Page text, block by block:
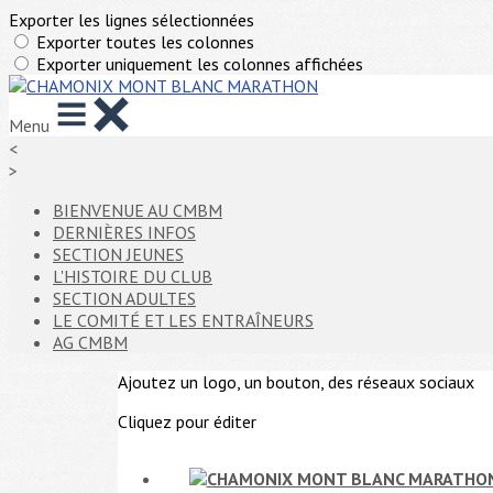
Exporter les lignes sélectionnées
Exporter toutes les colonnes
Exporter uniquement les colonnes affichées
Menu
<
>
BIENVENUE AU CMBM
DERNIÈRES INFOS
SECTION JEUNES
L'HISTOIRE DU CLUB
SECTION ADULTES
LE COMITÉ ET LES ENTRAÎNEURS
AG CMBM
Ajoutez un logo, un bouton, des réseaux sociaux
Cliquez pour éditer